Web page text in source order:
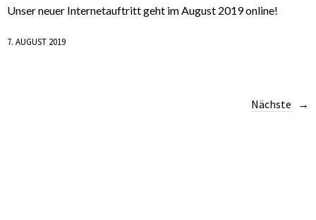
Unser neuer Internetauftritt geht im August 2019 online!
7. AUGUST 2019
Nächste